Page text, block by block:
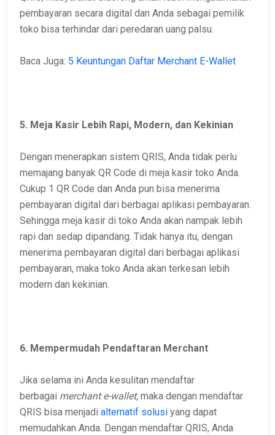
pembayaran secara digital dan Anda sebagai pemilik
toko bisa terhindar dari peredaran uang palsu.
Baca Juga: 5 Keuntungan Daftar Merchant E-Wallet
5. Meja Kasir Lebih Rapi, Modern, dan Kekinian
Dengan menerapkan sistem QRIS, Anda tidak perlu
memajang banyak QR Code di meja kasir toko Anda.
Cukup 1 QR Code dan Anda pun bisa menerima
pembayaran digital dari berbagai aplikasi pembayaran.
Sehingga meja kasir di toko Anda akan nampak lebih
rapi dan sedap dipandang. Tidak hanya itu, dengan
menerima pembayaran digital dari berbagai aplikasi
pembayaran, maka toko Anda akan terkesan lebih
modern dan kekinian.
6. Mempermudah Pendaftaran Merchant
Jika selama ini Anda kesulitan mendaftar
berbagai merchant e-wallet, maka dengan mendaftar
QRIS bisa menjadi alternatif solusi yang dapat
memudahkan Anda. Dengan mendaftar QRIS, Anda